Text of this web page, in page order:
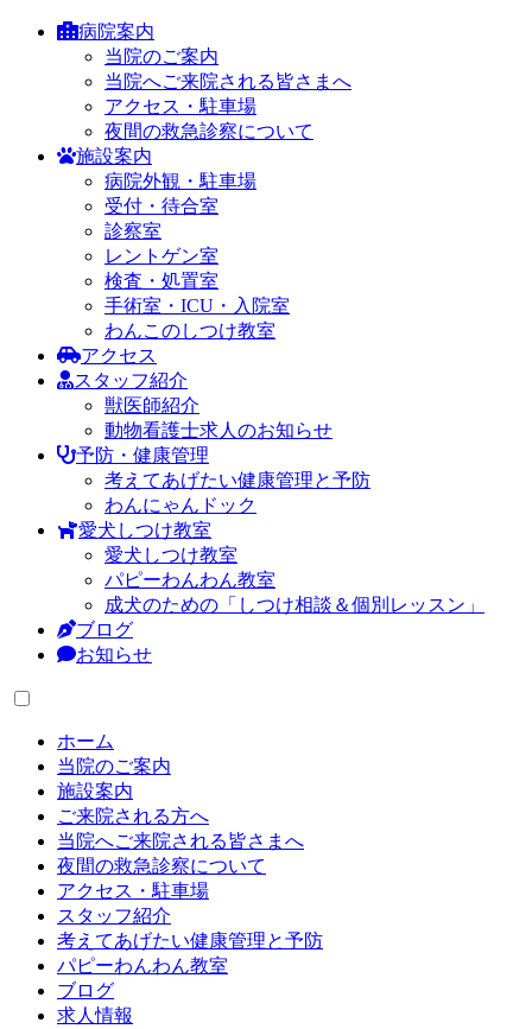
病院案内
当院のご案内
当院へご来院される皆さまへ
アクセス・駐車場
夜間の救急診察について
施設案内
病院外観・駐車場
受付・待合室
診察室
レントゲン室
検査・処置室
手術室・ICU・入院室
わんこのしつけ教室
アクセス
スタッフ紹介
獣医師紹介
動物看護士求人のお知らせ
予防・健康管理
考えてあげたい健康管理と予防
わんにゃんドック
愛犬しつけ教室
愛犬しつけ教室
パピーわんわん教室
成犬のための「しつけ相談＆個別レッスン」
ブログ
お知らせ
ホーム
当院のご案内
施設案内
ご来院される方へ
当院へご来院される皆さまへ
夜間の救急診察について
アクセス・駐車場
スタッフ紹介
考えてあげたい健康管理と予防
パピーわんわん教室
ブログ
求人情報